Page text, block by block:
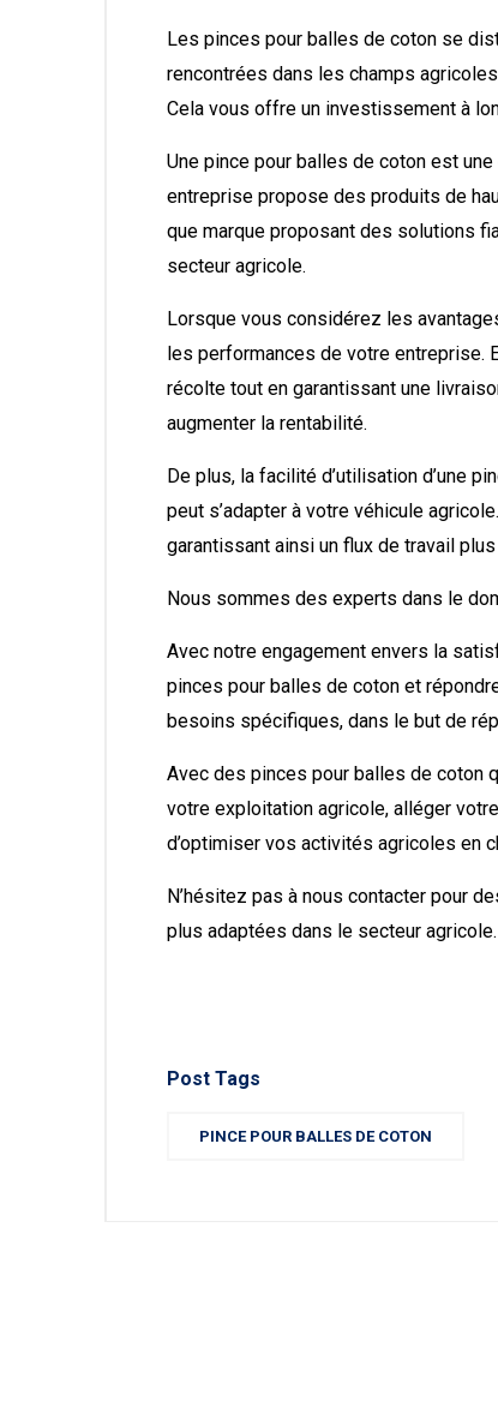
Les pinces pour balles de coton se
rencontrées dans les champs
Cela vous offre un investissement à
Une pince pour balles de coton est
entreprise propose des produits de
que marque proposant des solutions
secteur agricole.
Lorsque vous considérez les
les performances de votre entreprise.
récolte tout en garantissant une
augmenter la rentabilité.
De plus, la facilité d’utilisation d’une
peut s’adapter à votre véhicule
garantissant ainsi un flux de travail
Nous sommes des experts dans le
Avec notre engagement envers la
pinces pour balles de coton et
besoins spécifiques, dans le but de
Avec des pinces pour balles de coton
votre exploitation agricole, alléger
d’optimiser vos activités agricoles en
N’hésitez pas à nous contacter pour
plus adaptées dans le secteur
Post Tags
PINCE POUR BALLES DE COTON